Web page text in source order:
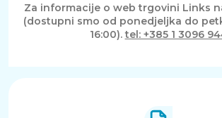
Za informacije o web trgovini Links
(dostupni smo od ponedjeljka do
16:00).tel: +385 1 3096